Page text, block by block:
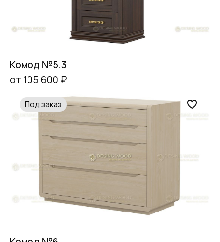
Комод №5.3
от 105 600 ₽
Под заказ